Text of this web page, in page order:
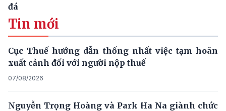
đá
Tin mới
Cục Thuế hướng dẫn thống nhất việc tạm hoãn
xuất cảnh đối với người nộp thuế
07/08/2026
Nguyễn Trọng Hoàng và Park Ha Na giành chức